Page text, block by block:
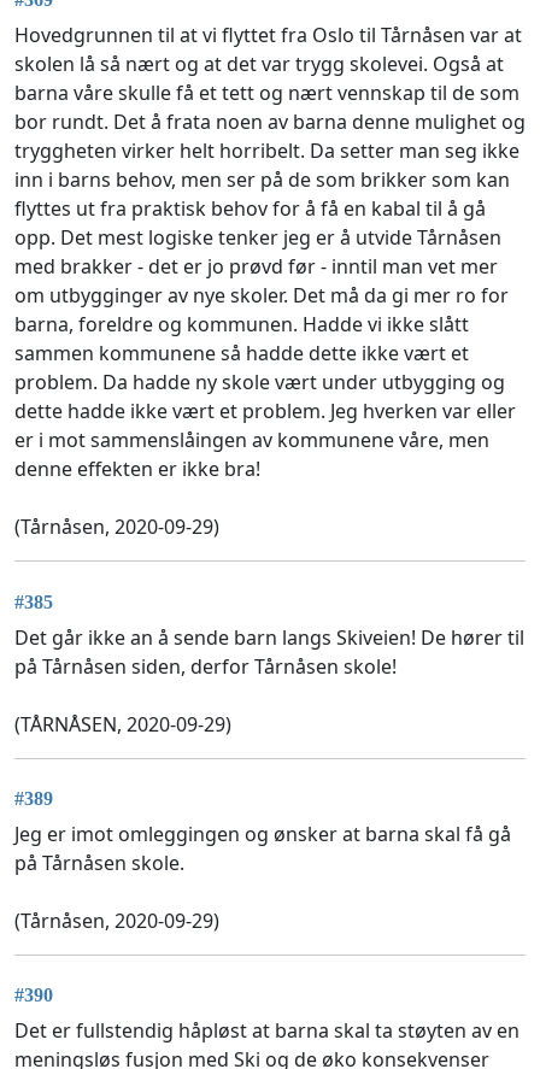
Hovedgrunnen til at vi flyttet fra Oslo til Tårnåsen var at
skolen lå så nært og at det var trygg skolevei. Også at
barna våre skulle få et tett og nært vennskap til de som
bor rundt. Det å frata noen av barna denne mulighet og
tryggheten virker helt horribelt. Da setter man seg ikke
inn i barns behov, men ser på de som brikker som kan
flyttes ut fra praktisk behov for å få en kabal til å gå
opp. Det mest logiske tenker jeg er å utvide Tårnåsen
med brakker - det er jo prøvd før - inntil man vet mer
om utbygginger av nye skoler. Det må da gi mer ro for
barna, foreldre og kommunen. Hadde vi ikke slått
sammen kommunene så hadde dette ikke vært et
problem. Da hadde ny skole vært under utbygging og
dette hadde ikke vært et problem. Jeg hverken var eller
er i mot sammenslåingen av kommunene våre, men
denne effekten er ikke bra!
(Tårnåsen, 2020-09-29)
#385
Det går ikke an å sende barn langs Skiveien! De hører til
på Tårnåsen siden, derfor Tårnåsen skole!
(TÅRNÅSEN, 2020-09-29)
#389
Jeg er imot omleggingen og ønsker at barna skal få gå
på Tårnåsen skole.
(Tårnåsen, 2020-09-29)
#390
Det er fullstendig håpløst at barna skal ta støyten av en
meningsløs fusjon med Ski og de øko konsekvenser